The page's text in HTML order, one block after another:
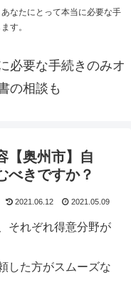
なたにとって本当に必要な手
す。
必要な手続きのみオ
の相談も
【奥州市】自
べきですか？
2021.06.12 2021.05.09
それぞれ得意分野が
した方がスムーズな